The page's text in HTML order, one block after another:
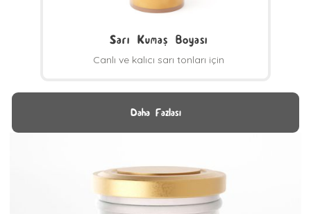
Sarı Kumaş Boyası
Canlı ve kalıcı sarı tonları için
Daha Fazlası